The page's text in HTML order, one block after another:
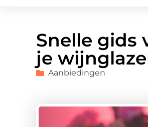
Snelle gids
je
Aanbiedingen